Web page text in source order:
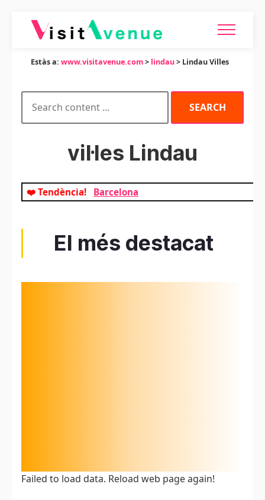
Estàs a: www.visitavenue.com> lindau> Lindau Villes
vil·les Lindau
❤️ Tendència! Barcelona
El més destacat
Failed to load data. Reload web page again!